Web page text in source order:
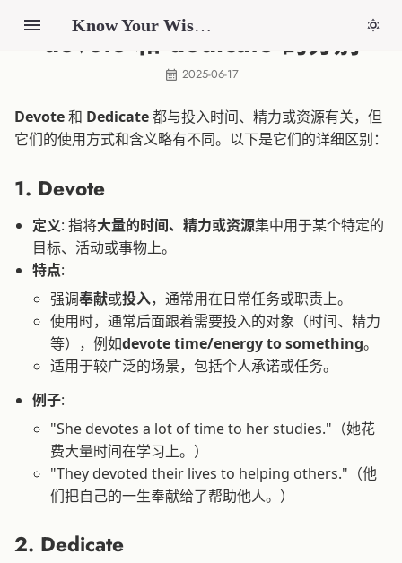
Know Your Wisdom
devote 和 dedicate 的分别
2025-06-17
Devote和 Dedicate都与投入时间、精力或资源有关，但
它们的使用方式和含义略有不同。以下是它们的详细区别：
1. Devote
定义: 指将大量的时间、精力或资源集中用于某个特定的
目标、活动或事物上。
特点:
强调奉献或投入，通常用在日常任务或职责上。
使用时，通常后面跟着需要投入的对象（时间、精力
等），例如devote time/energy to something。
适用于较广泛的场景，包括个人承诺或任务。
例子:
"She devotes a lot of time to her studies."（她花
费大量时间在学习上。）
"They devoted their lives to helping others."（他
们把自己的一生奉献给了帮助他人。）
2. Dedicate